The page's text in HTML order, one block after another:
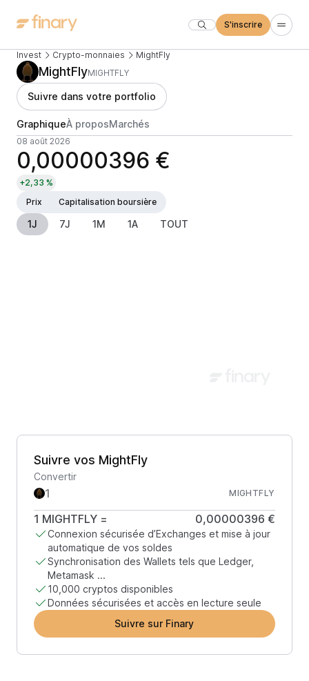
S'inscrire
Invest Crypto-monnaies MightFly
MightFlyMIGHTFLY
Suivre dans votre portfolio
GraphiqueÀ proposMarchés
08 août 2026
0,00000396 €
+2,33 %
Prix
Capitalisation boursière
1J 7J 1M 1A TOUT
Suivre vos MightFly
Convertir
MIGHTFLY
1 MIGHTFLY = 0,00000396 €
Connexion sécurisée d’Exchanges et mise à jour
automatique de vos soldes
Synchronisation des Wallets tels que Ledger,
Metamask ...
10,000 cryptos disponibles
Données sécurisées et accès en lecture seule
Suivre sur Finary